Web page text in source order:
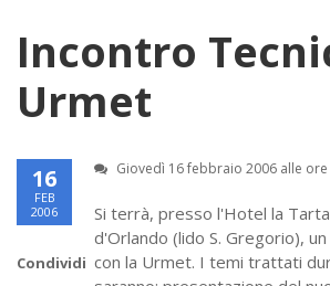
Incontro
Urmet
16
FEB
2006
Condividi
Giovedì 16 febbraio 2006 alle ore
Si terrà, presso l'Hotel la
d'Orlando (lido S. Gregorio),
con la Urmet. I temi trattati